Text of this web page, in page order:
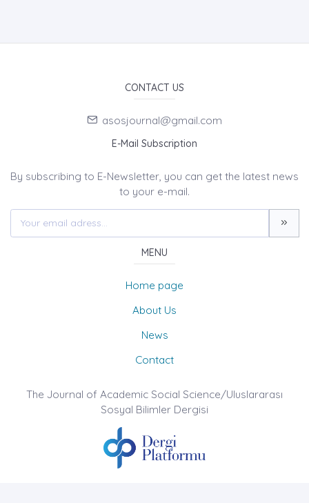
CONTACT US
asosjournal@gmail.com
E-Mail Subscription
By subscribing to E-Newsletter, you can get the latest news
to your e-mail.
MENU
Home page
About Us
News
Contact
The Journal of Academic Social Science/Uluslararası
Sosyal Bilimler Dergisi